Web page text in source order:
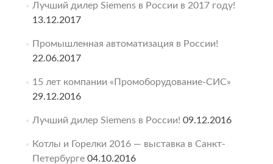
Лучший дилер Siemens в России в 2017 году!
13.12.2017
Промышленная автоматизация в России!
22.06.2017
15 лет компании «Промоборудование-СИС»
29.12.2016
Лучший дилер Siemens в России! 09.12.2016
Котлы и Горелки 2016 — выставка в Санкт-
Петербурге 04.10.2016